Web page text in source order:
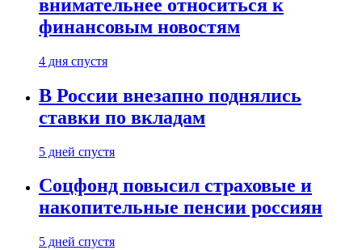
внимательнее относиться к
финансовым новостям
4 дня спустя
В России внезапно поднялись
ставки по вкладам
5 дней спустя
Соцфонд повысил страховые и
накопительные пенсии россиян
5 дней спустя